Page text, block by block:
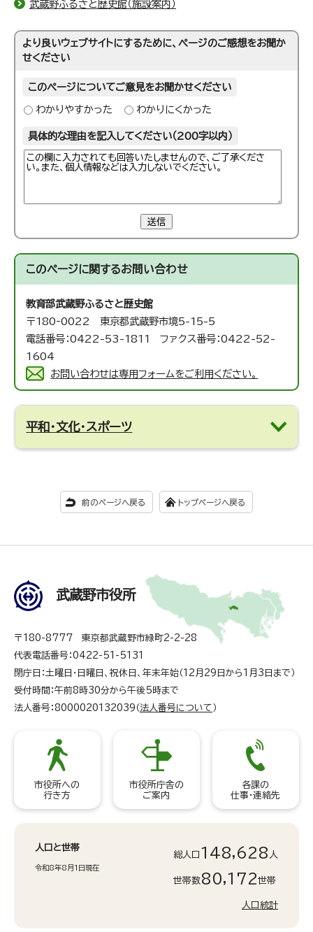
武蔵野ふるさと歴史館（施設案内）
より良いウェブサイトにするために、ページのご感想をお聞か
せください
このページについてご意見をお聞かせください
わかりやすかった わかりにくかった
具体的な理由を記入してください（200字以内）
送信
このページに関するお問い合わせ
教育部武蔵野ふるさと歴史館
〒180‐0022 東京都武蔵野市境5-15-5
電話番号：0422-53-1811 ファクス番号：0422-52-
1604
お問い合わせは専用フォームをご利用ください。
平和・文化・スポーツ
前のページへ戻る トップページへ戻る
武蔵野市役所
〒180-8777 東京都武蔵野市緑町2-2-28
代表電話番号：0422-51-5131
閉庁日：土曜日・日曜日、祝休日、年末年始（12月29日から1月3日まで）
受付時間：午前8時30分から午後5時まで
法人番号：8000020132039（ 法人番号について ）
市役所への
行き方
市役所庁舎の
ご案内
各課の
仕事・連絡先
人口と世帯
令和8年8月1日現在
総人口 148,628 人
世帯数80,172世帯
人口統計